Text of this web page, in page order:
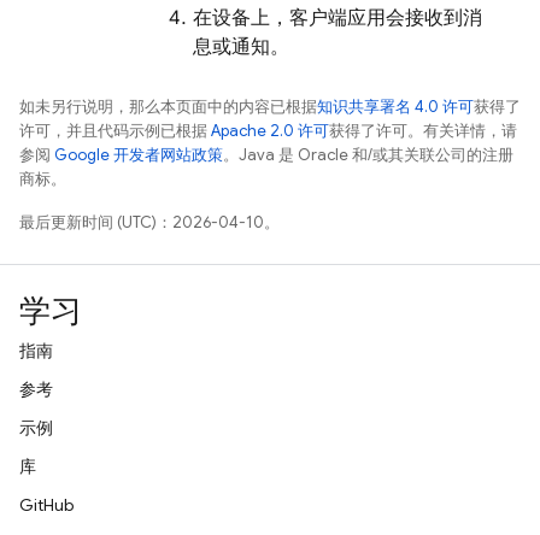
在设备上，客户端应用会接收到消
息或通知。
如未另行说明，那么本页面中的内容已根据知识共享署名 4.0 许可获得了
许可，并且代码示例已根据Apache 2.0 许可获得了许可。有关详情，请
参阅 Google 开发者网站政策。Java 是 Oracle 和/或其关联公司的注册
商标。
最后更新时间 (UTC)：2026-04-10。
学习
指南
参考
示例
库
GitHub